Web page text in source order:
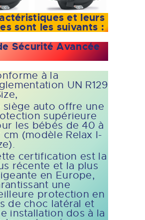
et leurs
sont les suivants :
Sécurité Avancée
à la
UN R129
siège auto offre une
supérieure
les bébés de 40 à
cm (modèle Relax I-
certification est la
récente et la plus
en Europe,
une
protection en
de choc latéral et
installation dos à la